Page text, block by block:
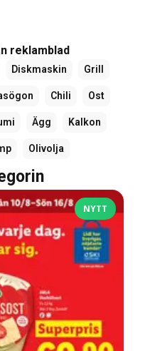
reklamblad
Diskmaskin Grill
Chili Ost
Ägg Kalkon
Olivolja
NYTT